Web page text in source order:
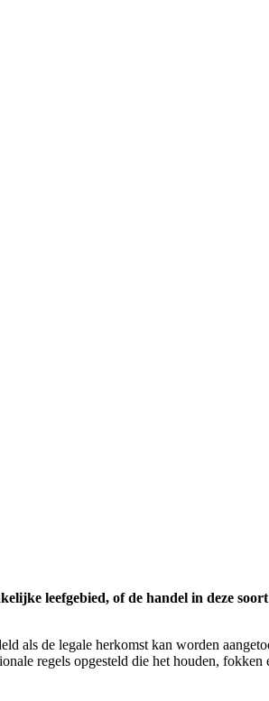
leefgebied, of de handel in deze
als de legale herkomst kan worden
regels opgesteld die het houden,